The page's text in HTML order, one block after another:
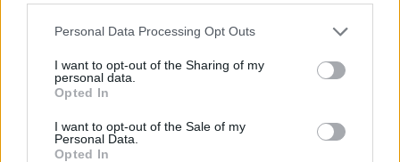
Personal Data Processing Opt Outs
I want to opt-out of the Sharing of my
personal data.
Opted In
I want to opt-out of the Sale of my
Personal Data.
Opted In
Rezepte / Winter Rezepte/ Mandel Rezepte
Ähnliche Rezepte
Neapolitaner-Pralinen
Leicht